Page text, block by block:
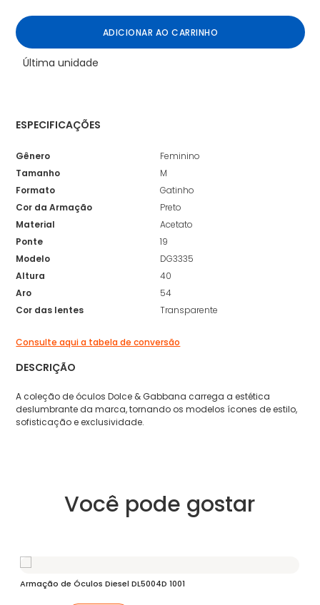
ADICIONAR AO CARRINHO
Última unidade
ESPECIFICAÇÕES
Gênero
Feminino
Tamanho
M
Formato
Gatinho
Cor da Armação
Preto
Material
Acetato
Ponte
19
Modelo
DG3335
Altura
40
Aro
54
Cor das lentes
Transparente
Consulte aqui a tabela de conversão
DESCRIÇÃO
A coleção de óculos Dolce & Gabbana carrega a estética
deslumbrante da marca, tornando os modelos ícones de estilo,
sofisticação e exclusividade.
Você pode gostar
Armação de Óculos Diesel DL5004D 1001